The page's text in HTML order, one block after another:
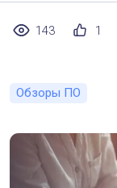
143 1
Обзоры ПО